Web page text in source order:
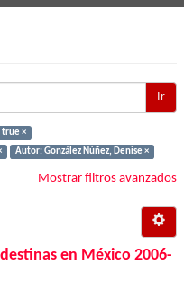
Ir
true ×
Autor: González Núñez, Denise ×
Mostrar filtros avanzados
en México 2006-